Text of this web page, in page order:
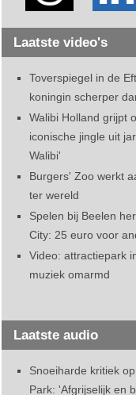
Laatste video's
Toverspiegel in de
koningin scherper
Walibi Holland grijpt
iconische jingle uit
Walibi'
Burgers' Zoo werkt
ter wereld
Spelen bij Beelen
City: 25 euro voor
Video: attractiepark
muziek omarmd
Laatste audio
Snoeiharde kritiek
Park: 'Afgrijselijk en